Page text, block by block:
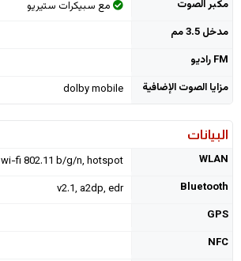
مكبر الصوت
مع سبيكرات ستيريو
مدخل 3.5 مم
FM راديو
مزايا الصوت الإضافية
dolby mobile
البيانات
WLAN
wi-fi 802.11 b/g/n, hotspot
Bluetooth
v2.1, a2dp, edr
GPS
NFC